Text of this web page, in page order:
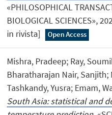
«PHILOSOPHICAL
BIOLOGICAL SCIENCES»,
in rivista]
Open Access
Mishra, Pradeep; Ray,
Bharatharajan Nair, Sanjith;
Tashkandy, Yusra; Emam,
South Asia: statistical and